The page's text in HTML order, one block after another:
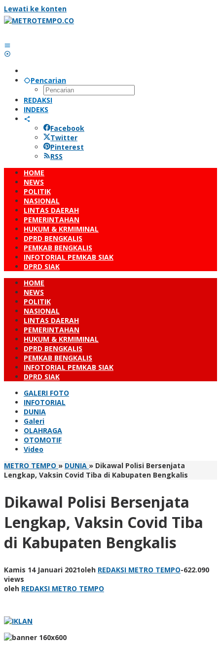
Lewati ke konten
Pencarian
REDAKSI
INDEKS
Facebook
Twitter
Pinterest
RSS
HOME
NEWS
POLITIK
NASIONAL
LINTAS DAERAH
PEMERINTAHAN
HUKUM & KRMIMINAL
DPRD BENGKALIS
PEMKAB BENGKALIS
INFOTORIAL PEMKAB SIAK
DPRD SIAK
HOME
NEWS
POLITIK
NASIONAL
LINTAS DAERAH
PEMERINTAHAN
HUKUM & KRMIMINAL
DPRD BENGKALIS
PEMKAB BENGKALIS
INFOTORIAL PEMKAB SIAK
DPRD SIAK
GALERI FOTO
INFOTORIAL
DUNIA
Galeri
OLAHRAGA
OTOMOTIF
Video
METRO TEMPO » DUNIA » Dikawal Polisi Bersenjata
Lengkap, Vaksin Covid Tiba di Kabupaten Bengkalis
Dikawal Polisi Bersenjata
Lengkap, Vaksin Covid Tiba
di Kabupaten Bengkalis
Kamis 14 Januari 2021oleh REDAKSI METRO TEMPO-622.090
views
oleh REDAKSI METRO TEMPO